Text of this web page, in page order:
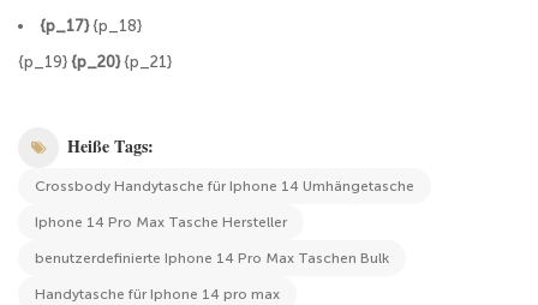
{p_17}{p_18}
{p_19} {p_20}{p_21}
Heiße Tags:
Crossbody Handytasche für Iphone 14 Umhängetasche
Iphone 14 Pro Max Tasche Hersteller
benutzerdefinierte Iphone 14 Pro Max Taschen Bulk
Handytasche für Iphone 14 pro max